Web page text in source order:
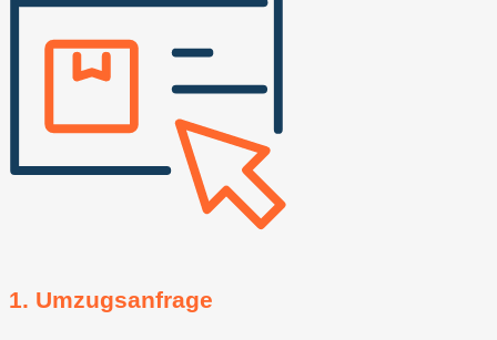
1. Umzugsanfrage